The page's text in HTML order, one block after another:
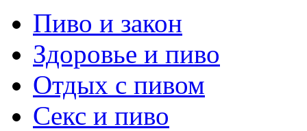
Пиво и закон
Здоровье и пиво
Отдых с пивом
Секс и пиво